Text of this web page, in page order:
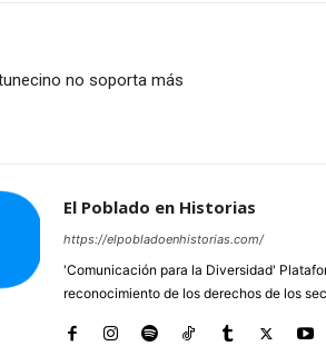
no soporta más
El Poblado en Historias
https://elpobladoenhistorias.com/
'Comunicación para la Diversidad'
reconocimiento de los derechos de los